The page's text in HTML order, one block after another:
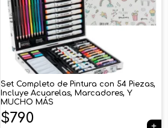
Set Completo de Pintura con 54 Piezas,
Incluye Acuarelas, Marcadores, Y
MUCHO MÁS
$790